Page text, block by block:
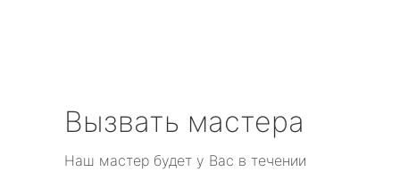
метро Волоколамская
Вызвать мастера
Наш мастер будет у Вас в течении